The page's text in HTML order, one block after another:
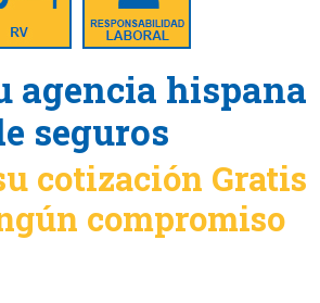
agencia hispana
seguros
cotización Gratis
compromiso